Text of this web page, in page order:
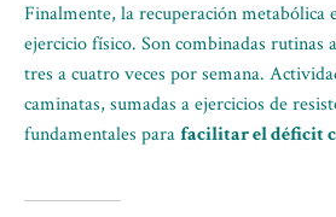
Finalmente, la recuperación metabólica
ejercicio físico. Son combinadas rutinas
tres a cuatro veces por semana.
caminatas, sumadas a ejercicios de
fundamentales parafacilitar el déficit